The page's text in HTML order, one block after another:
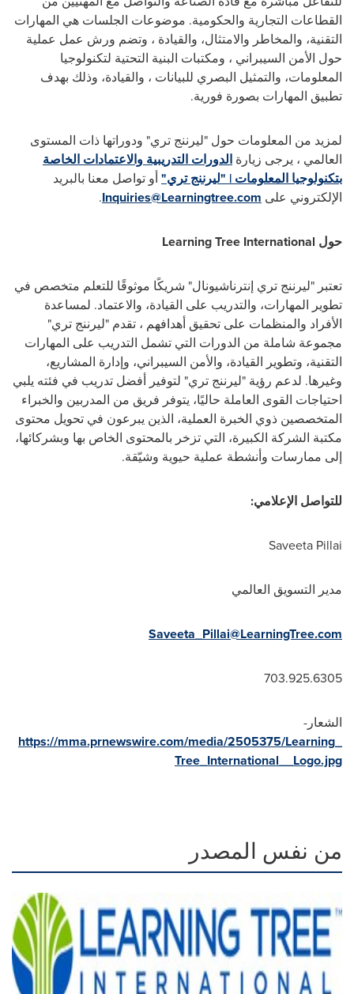
القطاعات التجارية والحكومية. موضوعات الجلسات هي المهارات
التقنية، والمخاطر والامتثال، والقيادة ، وتضم ورش عمل عملية
حول الأمن السيبراني ، ومكتبات البنية التحتية لتكنولوجيا
المعلومات، والتمثيل البصري للبيانات ، والقيادة، وذلك بهدف
تطبيق المهارات بصورة فورية.
لمزيد من المعلومات حول "ليرننج تري" ودوراتها ذات المستوى
العالمي ، يرجى زيارة الدورات التدريبية والاعتمادات الخاصة
بتكنولوجيا المعلومات | "ليرننج تري"أو تواصل معنا بالبريد
الإلكتروني على Inquiries@Learningtree.com
.
حول Learning Tree International
تعتبر "ليرننج تري إنترناشيونال" شريكًا موثوقًا للتعلم متخصص في
تطوير المهارات، والتدريب على القيادة، والاعتماد. لمساعدة
الأفراد والمنظمات على تحقيق أهدافهم ، تقدم "ليرننج تري"
مجموعة شاملة من الدورات التي تشمل التدريب على المهارات
التقنية، وتطوير القيادة، والأمن السيبراني، وإدارة المشاريع،
وغيرها. لدعم رؤية "ليرننج تري" لتوفير أفضل تدريب في فئته يلبي
احتياجات القوى العاملة حاليًا، يتوفر فريق من المدربين والخبراء
المتخصصين ذوي الخبرة العملية، الذين يبرعون في تحويل محتوى
مكتبة الشركة الكبيرة، التي تزخر بالمحتوى الخاص بها وبشركائها،
إلى ممارسات وأنشطة عملية حيوية وشيّقة.
للتوﺍﺻﻞ الإعلامي:
Saveeta Pillai
مدير التسويق العالمي
Saveeta_Pillai@LearningTree.com
703.925.6305
الشعار-
https://mma.prnewswire.com/media/2505375/Learning_
Tree_International__Logo.jpg
من نفس المصدر